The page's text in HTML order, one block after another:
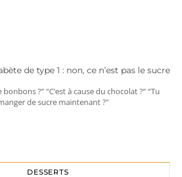
de type 1 : non, ce n’est pas le sucre
?” “C’est à cause du chocolat ?” “Tu
de sucre maintenant ?”
DESSERTS